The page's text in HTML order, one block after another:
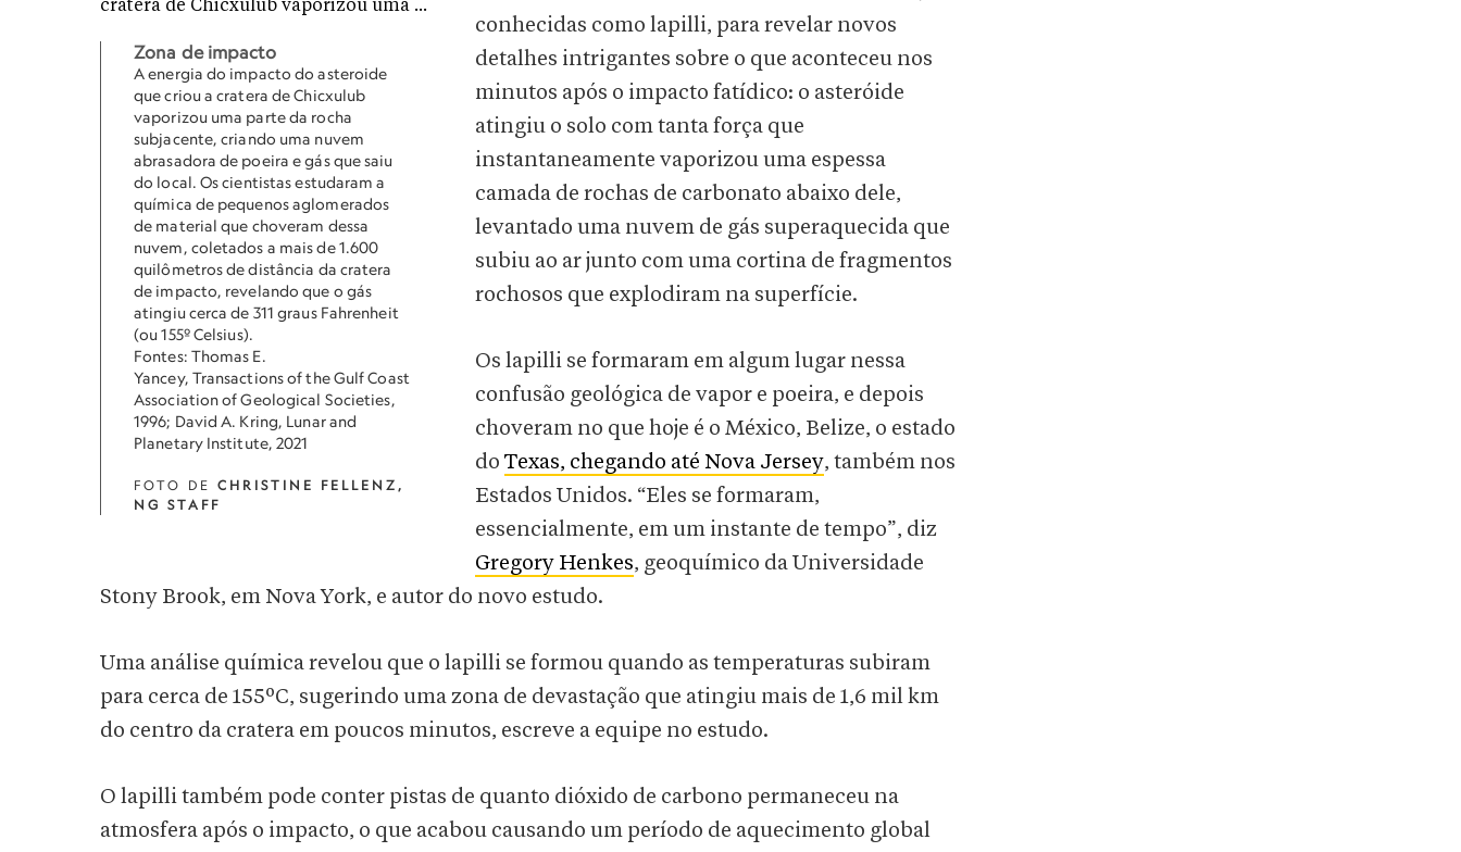
Zona de impacto
A energia do impacto do asteroide
que criou a cratera de Chicxulub
vaporizou uma parte da rocha
subjacente, criando uma nuvem
abrasadora de poeira e gás que saiu
do local. Os cientistas estudaram a
química de pequenos aglomerados
de material que choveram dessa
nuvem, coletados a mais de 1.600
quilômetros de distância da cratera
de impacto, revelando que o gás
atingiu cerca de 311 graus Fahrenheit
(ou 155º Celsius).
Fontes: Thomas E.
Yancey, Transactions of the Gulf Coast
Association of Geological Societies,
1996; David A. Kring, Lunar and
Planetary Institute, 2021
FOTO DE CHRISTINE FELLENZ,
NG STAFF
conhecidas como lapilli, para revelar novos
detalhes intrigantes sobre o que aconteceu nos
minutos após o impacto fatídico: o asteróide
atingiu o solo com tanta força que
instantaneamente vaporizou uma espessa
camada de rochas de carbonato abaixo dele,
levantado uma nuvem de gás superaquecida que
subiu ao ar junto com uma cortina de fragmentos
rochosos que explodiram na superfície.
Os lapilli se formaram em algum lugar nessa
confusão geológica de vapor e poeira, e depois
choveram no que hoje é o México, Belize, o estado
do Texas, chegando até Nova Jersey, também nos
Estados Unidos. “Eles se formaram,
essencialmente, em um instante de tempo”, diz
Gregory Henkes, geoquímico da Universidade
Stony Brook, em Nova York, e autor do novo estudo.
Uma análise química revelou que o lapilli se formou quando as temperaturas subiram
para cerca de 155ºC, sugerindo uma zona de devastação que atingiu mais de 1,6 mil km
do centro da cratera em poucos minutos, escreve a equipe no estudo.
O lapilli também pode conter pistas de quanto dióxido de carbono permaneceu na
atmosfera após o impacto, o que acabou causando um período de aquecimento global